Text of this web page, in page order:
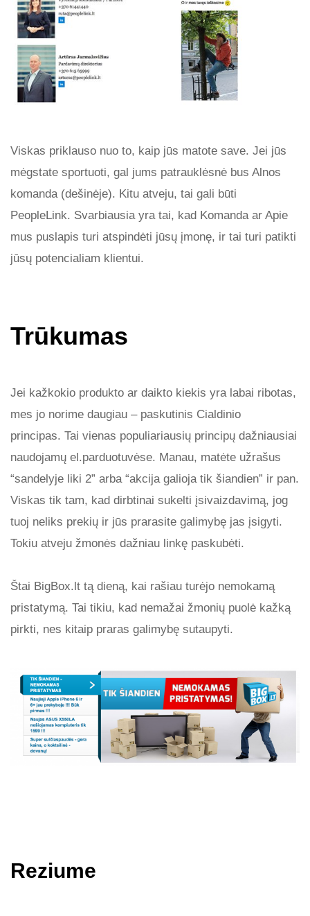
Viskas priklauso nuo to, kaip jūs matote save. Jei jūs
mėgstate sportuoti, gal jums patrauklėsnė bus Alnos
komanda (dešinėje). Kitu atveju, tai gali būti
PeopleLink. Svarbiausia yra tai, kad Komanda ar Apie
mus puslapis turi atspindėti jūsų įmonę, ir tai turi patikti
jūsų potencialiam klientui.
Trūkumas
Jei kažkokio produkto ar daikto kiekis yra labai ribotas,
mes jo norime daugiau – paskutinis Cialdinio
principas. Tai vienas populiariausių principų dažniausiai
naudojamų el.parduotuvėse. Manau, matėte užrašus
“sandelyje liki 2” arba “akcija galioja tik šiandien” ir pan.
Viskas tik tam, kad dirbtinai sukelti įsivaizdavimą, jog
tuoj neliks prekių ir jūs prarasite galimybę jas įsigyti.
Tokiu atveju žmonės dažniau linkę paskubėti.
Štai BigBox.lt tą dieną, kai rašiau turėjo nemokamą
pristatymą. Tai tikiu, kad nemažai žmonių puolė kažką
pirkti, nes kitaip praras galimybę sutaupyti.
Reziume